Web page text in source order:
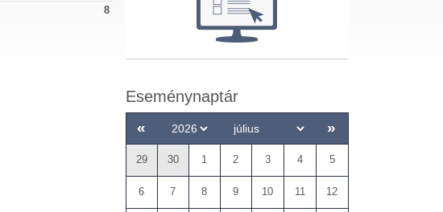
8
Eseménynaptár
« »
29 30 1 2 3 4 5
6 7 8 9 10 11 12